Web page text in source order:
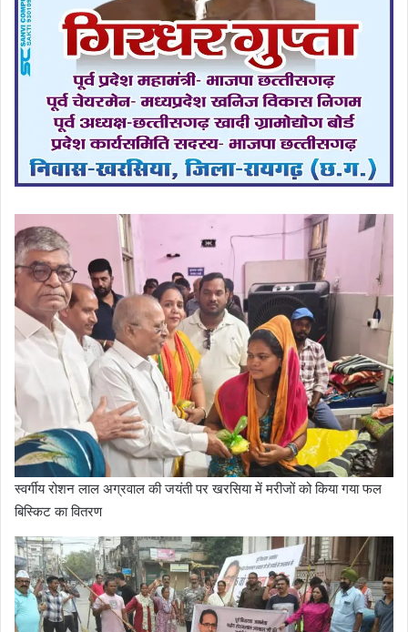
स्वर्गीय रोशन लाल अग्रवाल की जयंती पर खरसिया में मरीजों को किया गया फल
बिस्किट का वितरण